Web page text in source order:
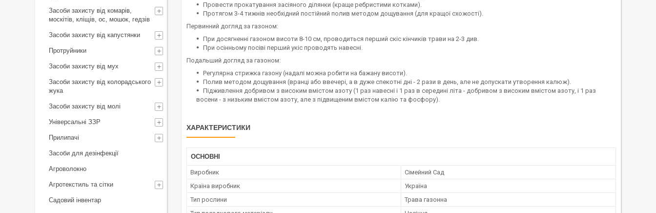
Провести прокатування засіяного ділянки (краще ребристими котками).
Протягом 3-4 тижнів необхідний постійний полив методом дощування (для кращої схожості).
Первинний догляд за газоном:
При досягненні газоном висоти 8-10 см, проводиться перший скіс кінчиків трави на 2-3 див.
При осінньому посіві перший укіс проводять навесні.
Подальший догляд за газоном:
Регулярна стрижка газону (надалі можна робити на бажану висоти).
Полив методом дощування (вранці або ввечері, а в дуже спекотні дні - 2 рази в день, але не допускати утворення калюж).
Підживлення добривом з високим вмістом азоту (1 раз навесні і 1 раз в середині літа - добривом з високим вмістом азоту, і 1 раз
восени - з низьким вмістом азоту, але з підвищеним вмістом калію та фосфору).
ХАРАКТЕРИСТИКИ
ОСНОВНІ
Виробник
Сімейний Сад
Країна виробник
Україна
Тип рослини
Трава газонна
Засоби захисту від комарів,
москітів, кліщів, ос, мошок, гедзів
Засоби захисту від капустянки
Протруйники
Засоби захисту від мух
Засоби захисту від колорадського
жука
Засоби захисту від молі
Універсальні ЗЗР
Прилипачі
Засоби для дезінфекції
Агроволокно
Агротекстиль та сітки
Садовий інвентар